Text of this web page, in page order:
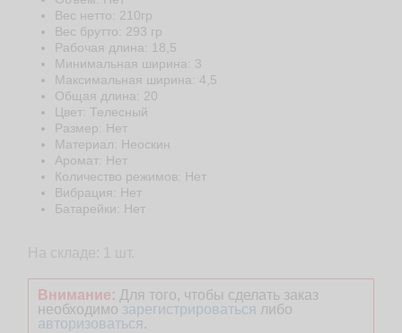
Веc нетто: 210гр
Веc брутто: 293 гр
Рабочая длина: 18,5
Минимальная ширина: 3
Максимальная ширина: 4,5
Общая длина: 20
Цвет: Телесный
Размер: Нет
Материал: Неоскин
Аромат: Нет
Количество режимов: Нет
Вибрация: Нет
Батарейки: Нет
Внимание: Для того, чтобы сделать заказ
необходимо зарегистрироваться либо
авторизоваться .